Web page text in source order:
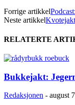
Forrige artikkel
Neste artikkel
RELATERTE
Bukkejakt:
Redaksjonen - august